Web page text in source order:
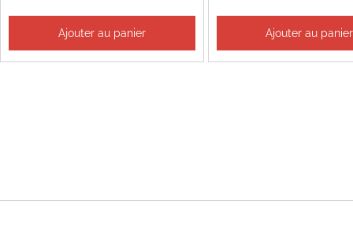
Ajouter au panier Ajouter au panier